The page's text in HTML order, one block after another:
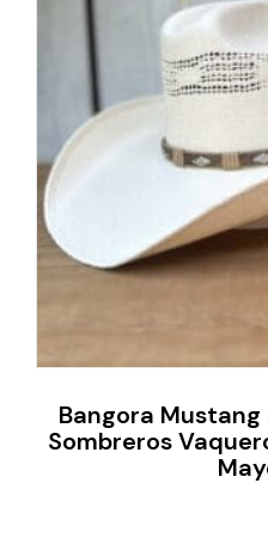
Bangora
Sombreros